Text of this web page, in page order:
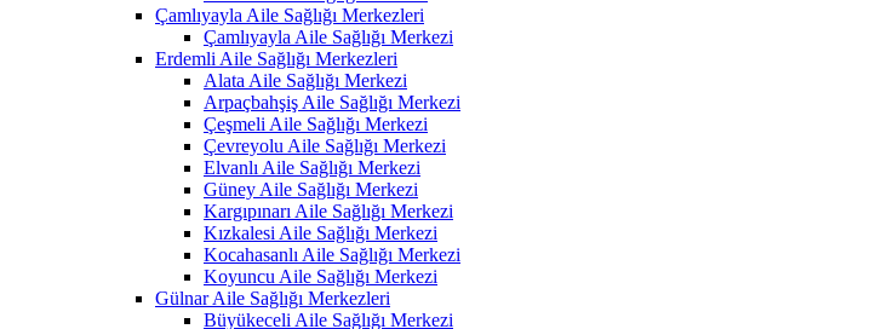
Çamlıyayla Aile Sağlığı Merkezleri
Çamlıyayla Aile Sağlığı Merkezi
Erdemli Aile Sağlığı Merkezleri
Alata Aile Sağlığı Merkezi
Arpaçbahşiş Aile Sağlığı Merkezi
Çeşmeli Aile Sağlığı Merkezi
Çevreyolu Aile Sağlığı Merkezi
Elvanlı Aile Sağlığı Merkezi
Güney Aile Sağlığı Merkezi
Kargıpınarı Aile Sağlığı Merkezi
Kızkalesi Aile Sağlığı Merkezi
Kocahasanlı Aile Sağlığı Merkezi
Koyuncu Aile Sağlığı Merkezi
Gülnar Aile Sağlığı Merkezleri
Büyükeceli Aile Sağlığı Merkezi